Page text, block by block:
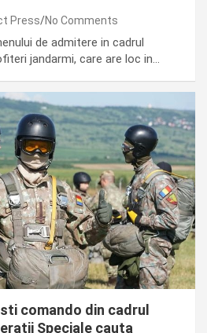
Press No Comments
de admitere in cadrul
jandarmi, care are loc in…
comando din cadrul
Speciale cauta